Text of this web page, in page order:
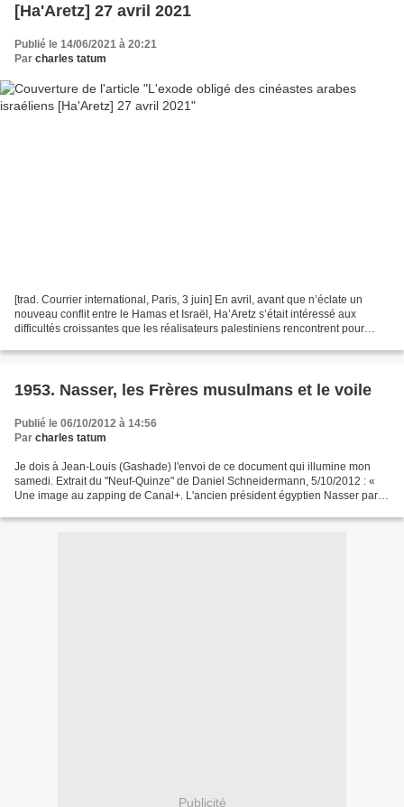
[Ha'Aretz] 27 avril 2021
Publié le 14/06/2021 à 20:21
Par charles tatum
[trad. Courrier international, Paris, 3 juin] En avril, avant que n’éclate un
nouveau conflit entre le Hamas et Israël, Ha’Aretz s’était intéressé aux
difficultés croissantes que les réalisateurs palestiniens rencontrent pour
1953. Nasser, les Frères musulmans et le voile
Publié le 06/10/2012 à 14:56
Par charles tatum
Je dois à Jean-Louis (Gashade) l'envoi de ce document qui illumine mon
samedi. Extrait du "Neuf-Quinze" de Daniel Schneidermann, 5/10/2012 : «
Une image au zapping de Canal+. L'ancien président égyptien Nasser parle
Publicité